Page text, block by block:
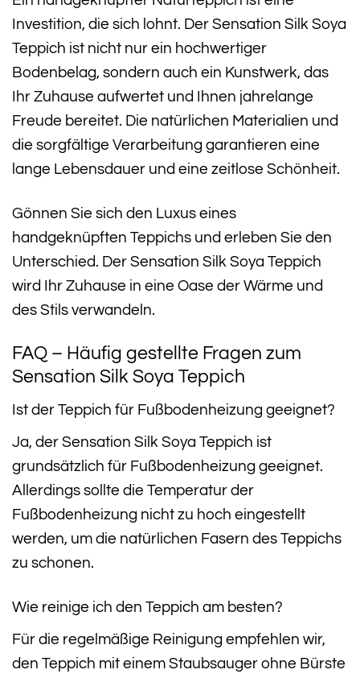
Investition, die sich lohnt. Der Sensation Silk Soya
Teppich ist nicht nur ein hochwertiger
Bodenbelag, sondern auch ein Kunstwerk, das
Ihr Zuhause aufwertet und Ihnen jahrelange
Freude bereitet. Die natürlichen Materialien und
die sorgfältige Verarbeitung garantieren eine
lange Lebensdauer und eine zeitlose Schönheit.
Gönnen Sie sich den Luxus eines
handgeknüpften Teppichs und erleben Sie den
Unterschied. Der Sensation Silk Soya Teppich
wird Ihr Zuhause in eine Oase der Wärme und
des Stils verwandeln.
FAQ – Häufig gestellte Fragen zum
Sensation Silk Soya Teppich
Ist der Teppich für Fußbodenheizung geeignet?
Ja, der Sensation Silk Soya Teppich ist
grundsätzlich für Fußbodenheizung geeignet.
Allerdings sollte die Temperatur der
Fußbodenheizung nicht zu hoch eingestellt
werden, um die natürlichen Fasern des Teppichs
zu schonen.
Wie reinige ich den Teppich am besten?
Für die regelmäßige Reinigung empfehlen wir,
den Teppich mit einem Staubsauger ohne Bürste